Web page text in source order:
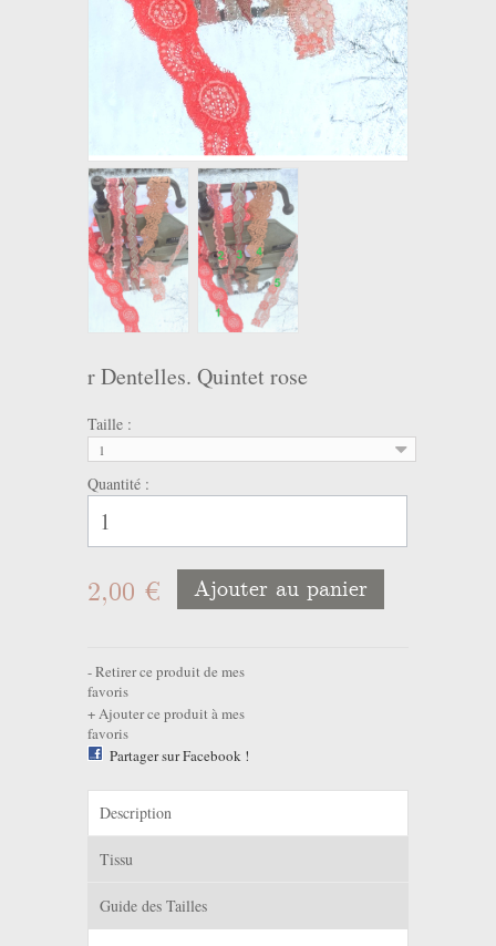
r Dentelles. Quintet rose
Taille :
1
Quantité :
2,00 € Ajouter au panier
Retirer ce produit de mes
favoris
Ajouter ce produit à mes
favoris
Partager sur Facebook !
Description
Tissu
Guide des Tailles